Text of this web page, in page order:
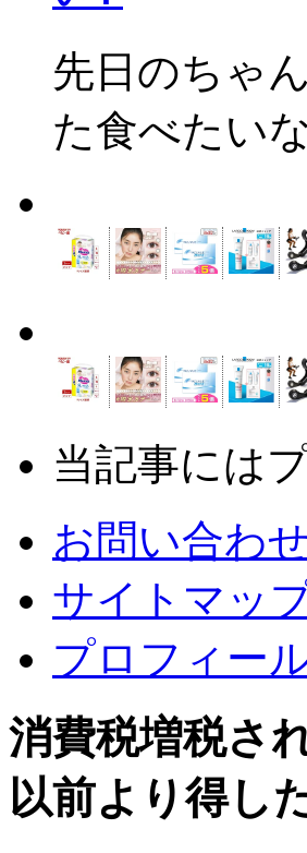
先日のちゃ
た食べたい
当記事には
お問い合わ
サイトマッ
プロフィー
消費税増税さ
以前より得し